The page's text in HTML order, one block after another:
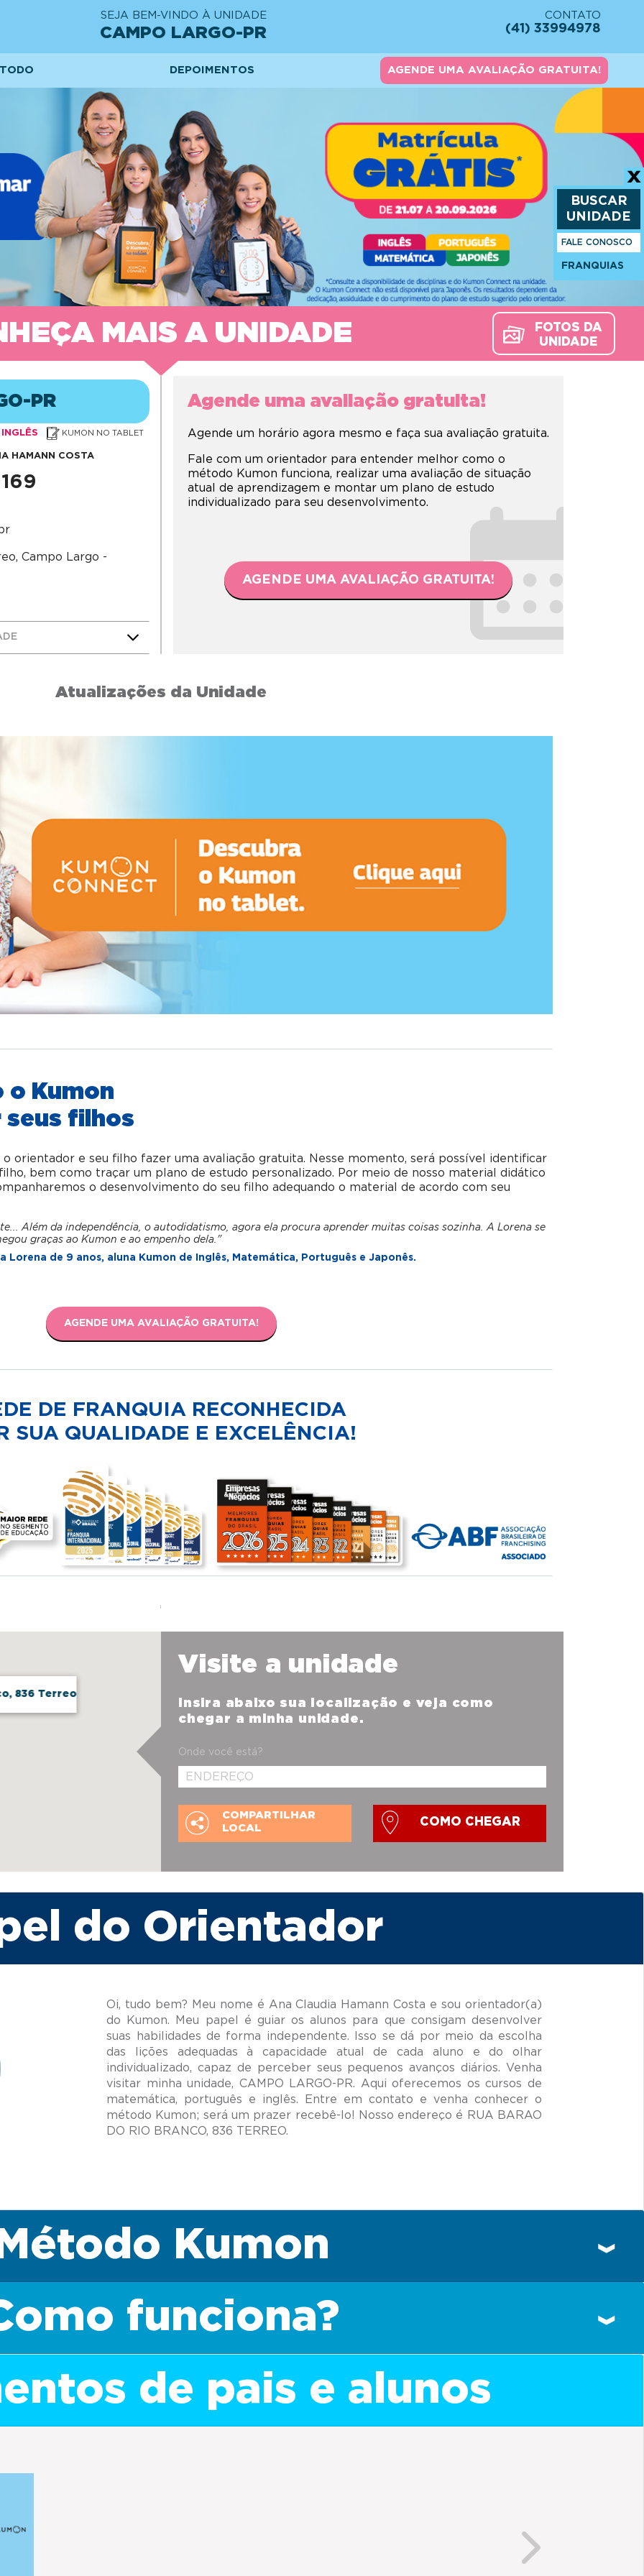
SEJA BEM-VINDO À UNIDADE
CAMPO LARGO-PR
CONTATO
(41) 33994978
DEPOIMENTOS AGENDE UMA AVALIAÇÃO GRATUITA!
MAIS A UNIDADE
FOTOS DA
UNIDADE
PR
INGLÊS KUMON NO TABLET
HAMANN COSTA
Campo Largo -
Agende uma avaliação gratuita!
Agende um horário agora mesmo e faça sua avaliação gratuita.
Fale com um orientador para entender melhor como o
método Kumon funciona, realizar uma avaliação de situação
atual de aprendizagem e montar um plano de estudo
individualizado para seu desenvolvimento.
AGENDE UMA AVALIAÇÃO GRATUITA!
Atualizações da Unidade
o Kumon
filhos
orientador e seu filho fazer uma avaliação gratuita. Nesse momento, será possível identificar
bem como traçar um plano de estudo personalizado. Por meio de nosso material didático
o desenvolvimento do seu filho adequando o material de acordo com seu
Além da independência, o autodidatismo, agora ela procura aprender muitas coisas sozinha. A Lorena se
graças ao Kumon e ao empenho dela."
Lorena de 9 anos, aluna Kumon de Inglês, Matemática, Português e Japonês.
AGENDE UMA AVALIAÇÃO GRATUITA!
DE FRANQUIA RECONHECIDA
SUA QUALIDADE E EXCELÊNCIA!
836 Terreo
Visite a unidade
Insira abaixo sua localização e veja como
chegar a minha unidade.
Onde você está?
COMPARTILHAR
LOCAL
COMO CHEGAR
do Orientador
Oi, tudo bem? Meu nome é Ana Claudia Hamann Costa e sou orientador(a)
do Kumon. Meu papel é guiar os alunos para que consigam desenvolver
suas habilidades de forma independente. Isso se dá por meio da escolha
das lições adequadas à capacidade atual de cada aluno e do olhar
individualizado, capaz de perceber seus pequenos avanços diários. Venha
visitar minha unidade, CAMPO LARGO-PR. Aqui oferecemos os cursos de
matemática, português e inglês. Entre em contato e venha conhecer o
método Kumon; será um prazer recebê-lo! Nosso endereço é RUA BARAO
Kumon
funciona?
de pais e alunos
Next
BUSCAR
UNIDADE
FALE CONOSCO
FRANQUIAS